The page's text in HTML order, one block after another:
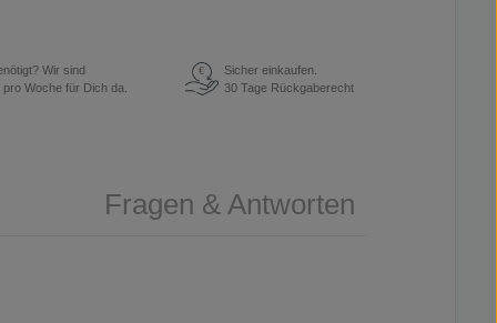
Wir sind
pro Woche für Dich da.
€
Sicher einkaufen.
30 Tage Rückgaberecht
Fragen & Antworten